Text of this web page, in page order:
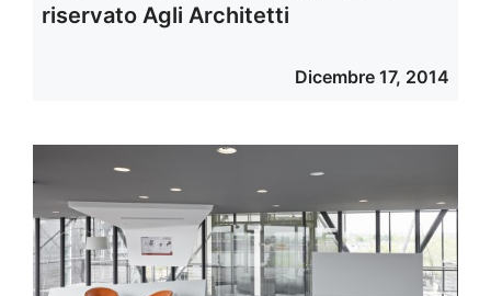
riservato Agli Architetti
Dicembre 17, 2014